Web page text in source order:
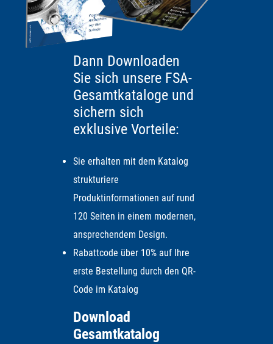
Dann Downloaden
Sie sich unsere FSA-
Gesamtkataloge und
sichern sich
exklusive Vorteile:
Sie erhalten mit dem Katalog
strukturiere
Produktinformationen auf rund
120 Seiten in einem modernen,
ansprechendem Design.
Rabattcode über 10% auf Ihre
erste Bestellung durch den QR-
Code im Katalog
Download
Gesamtkatalog